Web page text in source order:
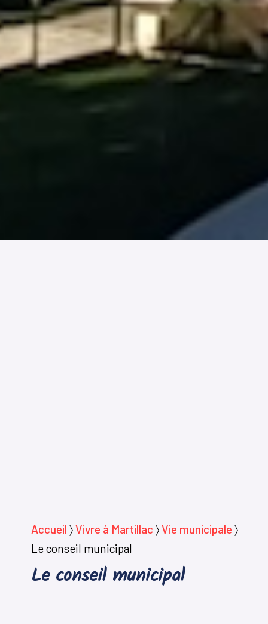
Accueil 〉Vivre à Martillac 〉Vie municipale 〉
Le conseil municipal
Le conseil municipal